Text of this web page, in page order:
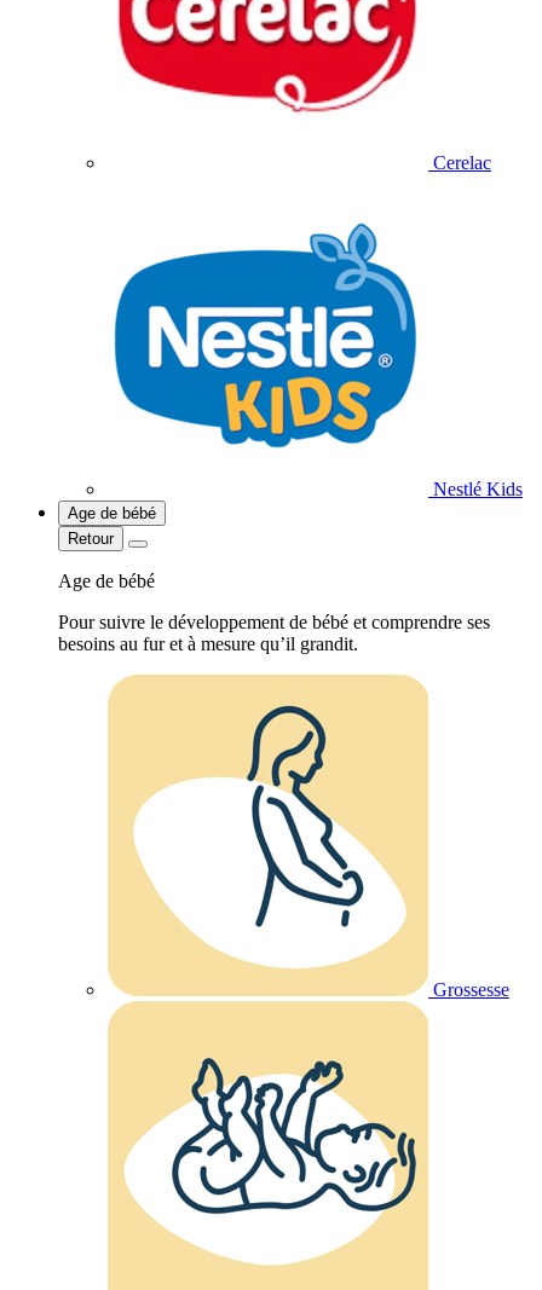
Cerelac
Nestlé Kids
Age de bébé
Retour
Age de bébé
Pour suivre le développement de bébé et comprendre ses
besoins au fur et à mesure qu’il grandit.
Grossesse